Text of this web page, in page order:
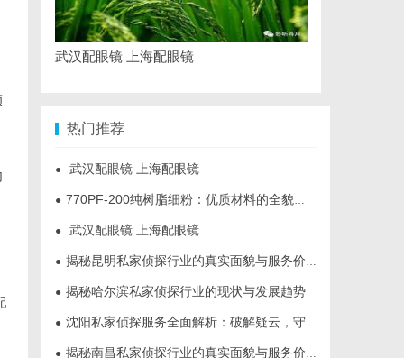
武汉配眼镜 上海配眼镜
热门推荐
● 武汉配眼镜 上海配眼镜
● 770PF-200纯树脂细粉：优质材料的全貌与应用
● 武汉配眼镜 上海配眼镜
● 揭秘昆明私家侦探行业的真实面貌与服务价值
● 揭秘哈尔滨私家侦探行业的现状与发展趋势
● 沈阳私家侦探服务全面解析：破解疑云，守护真相的专家助力
● 揭秘南昌私家侦探行业的真实面貌与服务价值详解